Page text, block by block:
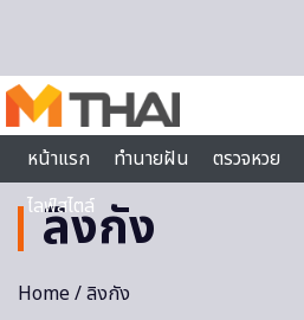
หน้าแรก
ทำนายฝัน ตรวจหวย
ไลฟ์สไตล์
ลิงกัง
Home/ ลิงกัง